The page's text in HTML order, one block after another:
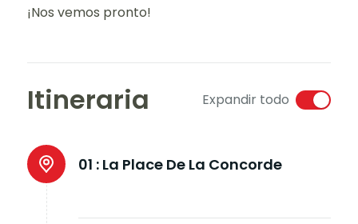
¡Nos vemos pronto!
Itineraria Expandir todo
01 : La Place De La Concorde